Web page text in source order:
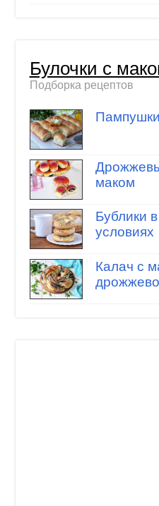
Булочки с
Подборка рецептов
маком
Бублики
условиях
Калач с